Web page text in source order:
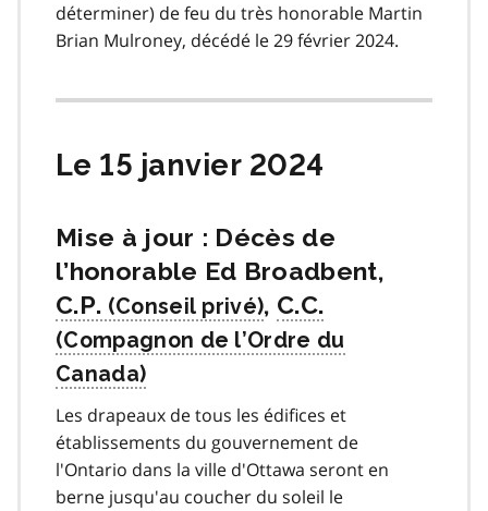
déterminer) de feu du très honorable Martin
Brian Mulroney, décédé le 29 février 2024.
Le 15 janvier 2024
Mise à jour : Décès de
l’honorable Ed Broadbent,
C.P.
, C.C.
Les drapeaux de tous les édifices et
établissements du gouvernement de
l'Ontario dans la ville d'Ottawa seront en
berne jusqu'au coucher du soleil le